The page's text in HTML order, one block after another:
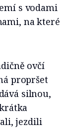
s vodami
na které
ovčí
propršet
silnou,
jezdili